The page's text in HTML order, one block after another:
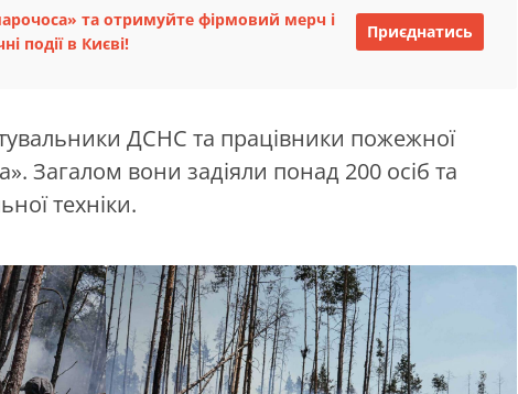
та отримуйте фірмовий мерч і
події в Києві!
Приєднатись
ДСНС та працівники пожежної
Загалом вони задіяли понад 200 осіб та
техніки.